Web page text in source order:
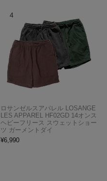
ロサンゼルスアパレル LOSANGE
LES APPAREL HF02GD 14オンス
ヘビーフリース スウェットショー
ツ ガーメントダイ
¥6,990